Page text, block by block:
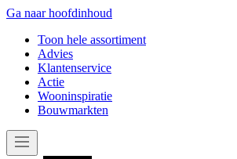
Ga naar hoofdinhoud
Toon hele assortiment
Advies
Klantenservice
Actie
Wooninspiratie
Bouwmarkten